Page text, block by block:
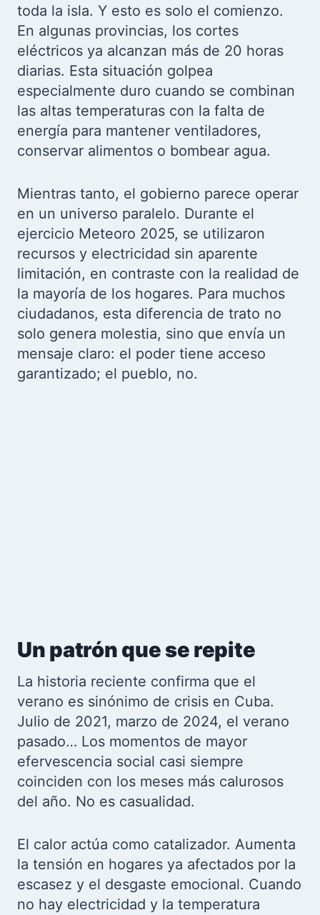
toda la isla. Y esto es solo el comienzo.
En algunas provincias, los cortes
eléctricos ya alcanzan más de 20 horas
diarias. Esta situación golpea
especialmente duro cuando se combinan
las altas temperaturas con la falta de
energía para mantener ventiladores,
conservar alimentos o bombear agua.
Mientras tanto, el gobierno parece operar
en un universo paralelo. Durante el
ejercicio Meteoro 2025, se utilizaron
recursos y electricidad sin aparente
limitación, en contraste con la realidad de
la mayoría de los hogares. Para muchos
ciudadanos, esta diferencia de trato no
solo genera molestia, sino que envía un
mensaje claro: el poder tiene acceso
garantizado; el pueblo, no.
Un patrón que se repite
La historia reciente confirma que el
verano es sinónimo de crisis en Cuba.
Julio de 2021, marzo de 2024, el verano
pasado… Los momentos de mayor
efervescencia social casi siempre
coinciden con los meses más calurosos
del año. No es casualidad.
El calor actúa como catalizador. Aumenta
la tensión en hogares ya afectados por la
escasez y el desgaste emocional. Cuando
no hay electricidad y la temperatura